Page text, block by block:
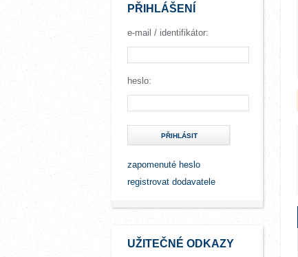
PŘIHLÁŠENÍ
e-mail / identifikátor:
heslo:
PŘIHLÁSIT
zapomenuté heslo
registrovat dodavatele
UŽITEČNÉ ODKAZY